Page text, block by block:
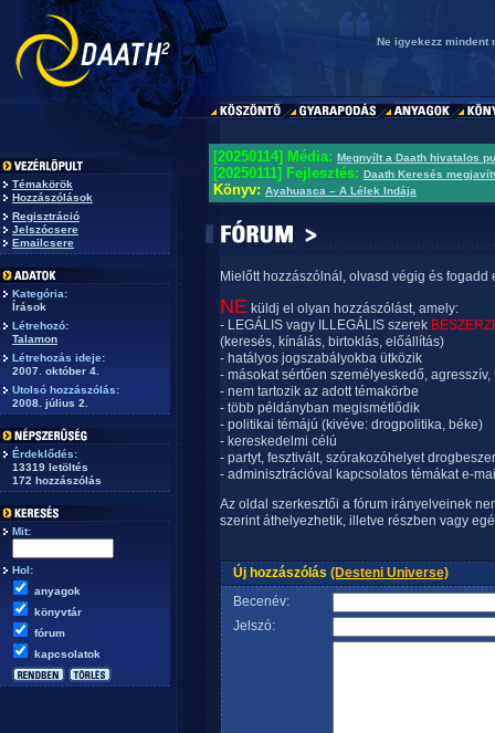
Ne igyekezz mindent
Témakörök
Hozzászólások
Regisztráció
Jelszócsere
Emailcsere
Kategória:
Írások
Létrehozó:
Talamon
Létrehozás ideje:
2007. október 4.
Utolsó hozzászólás:
2008. július 2.
Érdeklődés:
13319 letöltés
172 hozzászólás
Mit:
Hol:
anyagok
könyvtár
fórum
kapcsolatok
[20250114] Média: Megnyílt a Daath hivatalos
[20250111] Fejlesztés: Daath Keresés
Könyv: Ayahuasca – A Lélek Indája
Mielőtt hozzászólnál, olvasd végig és fogadd
NE küldj el olyan hozzászólást, amely:
- LEGÁLIS vagy ILLEGÁLIS szerek
(keresés, kínálás, birtoklás, előállítás)
- hatályos jogszabályokba ütközik
- másokat sértően személyeskedő, agresszív,
- nem tartozik az adott témakörbe
- több példányban megismétlődik
- politikai témájú (kivéve: drogpolitika, béke)
- kereskedelmi célú
- partyt, fesztivált, szórakozóhelyet
- adminisztrációval kapcsolatos témákat e-
Az oldal szerkesztői a fórum irányelveinek
szerint áthelyezhetik, illetve részben vagy
Új hozzászólás (Desteni Universe)
Becenév:
Jelszó: